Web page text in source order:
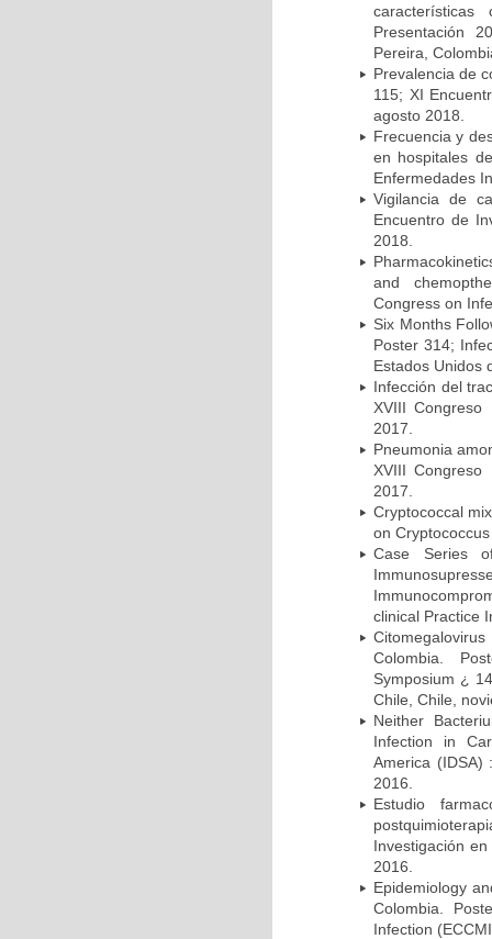
Presentación
Pereira,
Prevalencia de
115; XI
agosto 2018.
Frecuencia y
en hospitales
Enfermedades
Vigilancia de
Encuentro de
2018.
and
Congress on
Six Months
Poster 314;
Estados Unidos
Infección del
XVIII
2017.
Pneumonia
XVIII
2017.
Cryptococcal
on
Case Series
clinical Practice
Colombia.
Symposium ¿
Chile, Chile,
Neither
Infection in
America (IDSA)
2016.
Estudio
Investigación
2016.
Epidemiology
Colombia.
Infection